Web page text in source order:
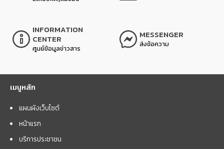
INFORMATION
CENTER
ศูนย์ข้อมูลข่าวสาร
MESSENGER
ส่งข้อความ
เมนูหลัก
แผนผังเว็บไซต์
หน้าแรก
บริการประชาชน